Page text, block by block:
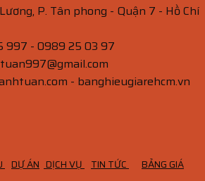
P. Tân phong - Quận 7 - Hồ Chí
997 - 0989 25 03 97
- banghieugiarehcm.vn
DỰ ÁN DỊCH VỤ TIN TỨC
BẢNG GIÁ